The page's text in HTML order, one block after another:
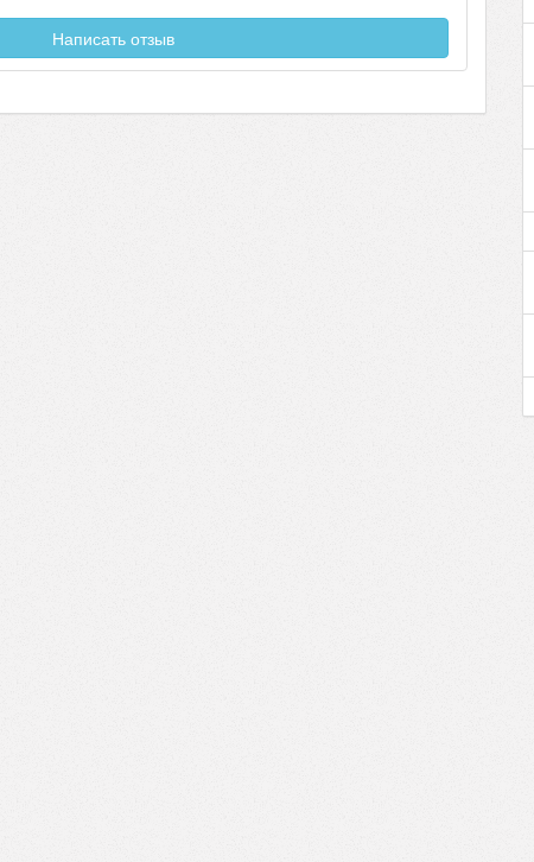
Написать отзыв